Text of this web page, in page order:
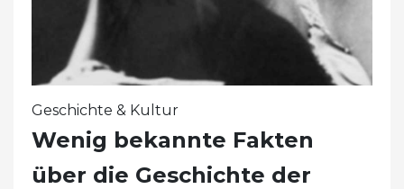
Geschichte & Kultur
Wenig bekannte Fakten
über die Geschichte der